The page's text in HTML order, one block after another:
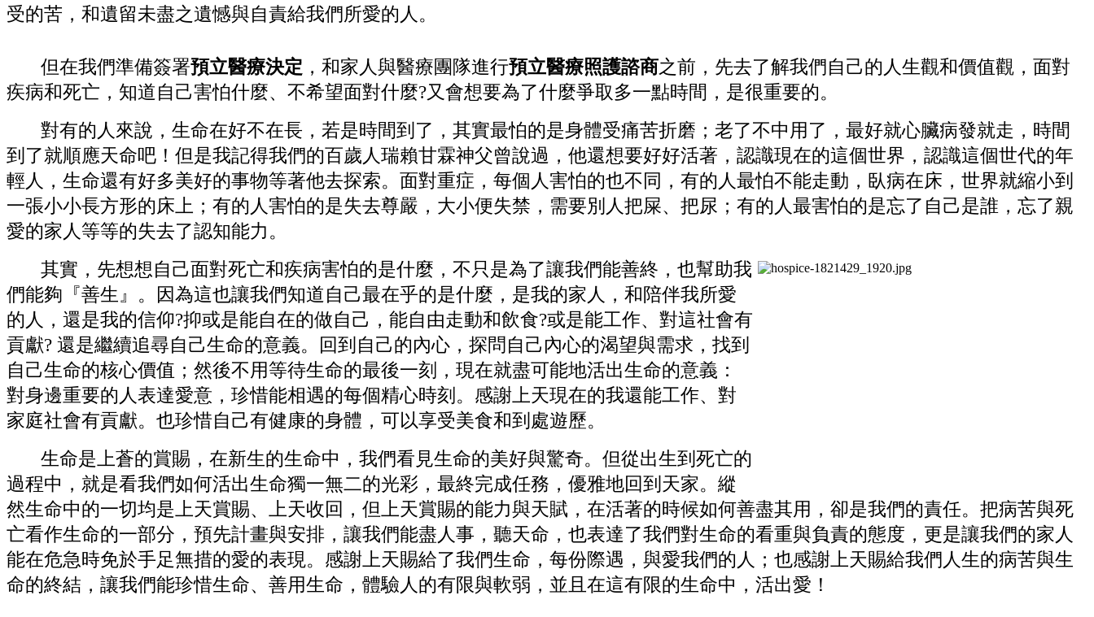
受的苦，和遺留未盡之遺憾與自責給我們所愛的人。
但在我們準備簽署預立醫療決定 ，和家人與醫療團隊進行預立醫療照護諮商之前，先去了解我們自己的人 生觀和價值觀，面對
疾病和死亡，知道自己害怕什麼、不希望面對什麼?又會想要為了什麼爭取多一點時間，是很重要的。
對有的人來說，生命在好不在長，若是時間到 了， 其實最怕的是身體受痛苦折磨；老了不中用了，最好就心臟病發就走，時間
到了就順應天命吧！但是我記得我們的百歲人瑞賴甘霖神父曾說過，他還想要好好活著，認識現在的這個世界，認識這個世代的年
輕人，生命還有好多美好的事物等著他去探索。 面對重症，每個人害怕的也不同，有的人最怕不能走動，臥病在床，世界就縮小到
一張小小長方形的床上；有的人害怕的是失去尊嚴，大小便失禁，需要別人把屎、把尿；有的人最害怕的是忘了自己是誰，忘了親
愛的家人等等的失去了認知能力。
其實，先想想自己面對死亡和疾病害怕的是什麼，不只是為了讓我們能善終，也幫助我
們能夠『善生』。因為這也讓我們知道自己最在乎的是什麼，是我的家人，和陪伴我所愛
的人，還是我的信仰?抑或是能自在的做自己，能自由走動和飲食?或是能工作、對這社會有
貢獻? 還是繼續追尋自己生命的意義。回到自己的內心，探問自己內心的渴望與需求，找到
自己生命的核心價值；然後不用等待生命的最後一刻，現在就盡可能地活出生命的意義：
對身邊重要的人表達愛意，珍惜能相遇的每個精心時刻。感謝上天現在的我還能工作、對
家庭社會有貢獻。也珍惜自己有健康的身體，可以享受美食和到處遊歷。
生命是上蒼的賞賜，在新生的生命中，我們看見生命的美好與驚奇。但從出生到死亡的
過程中，就是看我們如何活出生命獨一無二的光彩，最終完成任務，優雅地回到天家。縱
然生命中的一切均是上天賞賜、上天收回，但上天賞賜的能力與天賦，在活著的時候如何善盡其用，卻是我們的責任。把病苦與死
亡看作生命的一部分，預先計畫與安排，讓我們能盡人事，聽天命，也表達了我們對生命的看重與負責的態度，更是讓我們的家人
能在危急時免於手足無措的愛的表現。感謝上天賜給了我們生命，每份際遇，與愛我們的人；也感謝上天賜給我們人生的病苦與生
命的終結，讓我們能珍惜生命、善用生命，體驗人的有限與軟弱，並且在這有限的生命中，活出愛！